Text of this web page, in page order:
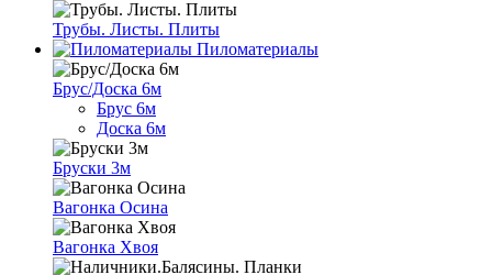
Трубы. Листы. Плиты
Пиломатериалы
Брус/Доска 6м
Брус 6м
Доска 6м
Бруски 3м
Вагонка Осина
Вагонка Хвоя